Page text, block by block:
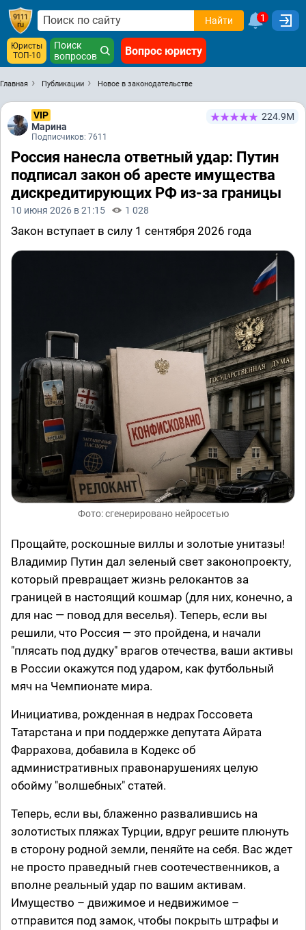
Найти 1
Юристы
ТОП-10
Поиск
вопросов
Вопрос юристу
Главная Публикации Новое в законодательстве
VIP
Марина
Подписчиков: 7611
224.9М
Россия нанесла ответный удар: Путин
подписал закон об аресте имущества
дискредитирующих РФ из-за границы
10 июня 2026 в 21:15 1 028
Закон вступает в силу 1 сентября 2026 года
Фото: сгенерировано нейросетью
Прощайте, роскошные виллы и золотые унитазы!
Владимир Путин дал зеленый свет законопроекту,
который превращает жизнь релокантов за
границей в настоящий кошмар (для них, конечно, а
для нас — повод для веселья). Теперь, если вы
решили, что Россия — это пройдена, и начали
"плясать под дудку" врагов отечества, ваши активы
в России окажутся под ударом, как футбольный
мяч на Чемпионате мира.
Инициатива, рожденная в недрах Госсовета
Татарстана и при поддержке депутата Айрата
Фаррахова, добавила в Кодекс об
административных правонарушениях целую
обойму "волшебных" статей.
Теперь, если вы, блаженно развалившись на
золотистых пляжах Турции, вдруг решите плюнуть
в сторону родной земли, пеняйте на себя. Вас ждет
не просто праведный гнев соотечественников, а
вполне реальный удар по вашим активам.
Имущество – движимое и недвижимое –
отправится под замок, чтобы покрыть штрафы и